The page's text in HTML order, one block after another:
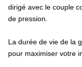
dirigé avec le couple
de pression.
La durée de vie de la
pour maximiser votre